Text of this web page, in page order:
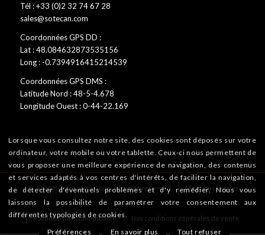
Tél : +33 (0)2 32 74 67 28
sales@sotecan.com
Coordonnées GPS DD :
Lat : 48.084632873535156
Long : -0.7394916415214539
Coordonnées GPS DMS :
Latitude Nord : 48-5-4.678
Longitude Ouest : 0-44-22.169
© 2026 Transports Coué. All rights reserved Mentions légales
Politique de confidentialité Nos conditions générales de vente
Lorsque vous consultez notre site, des cookies sont déposés sur votre
ordinateur, votre mobile ou votre tablette. Ceux-ci nous permettent de
vous proposer une meilleure expérience de navigation, des contenus
et services adaptés à vos centres d'intérêts, de faciliter la navigation,
de détecter d'éventuels problèmes et d'y remédier. Nous vous
laissons la possibilité de paramétrer votre consentement aux
différentes typologies de cookies.
Préférences
En savoir plus Tout refuser